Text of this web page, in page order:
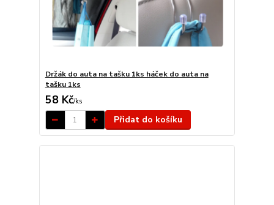
Držák do auta na tašku 1ks háček do auta na
tašku 1ks
58 Kč/ks
Přidat do košíku